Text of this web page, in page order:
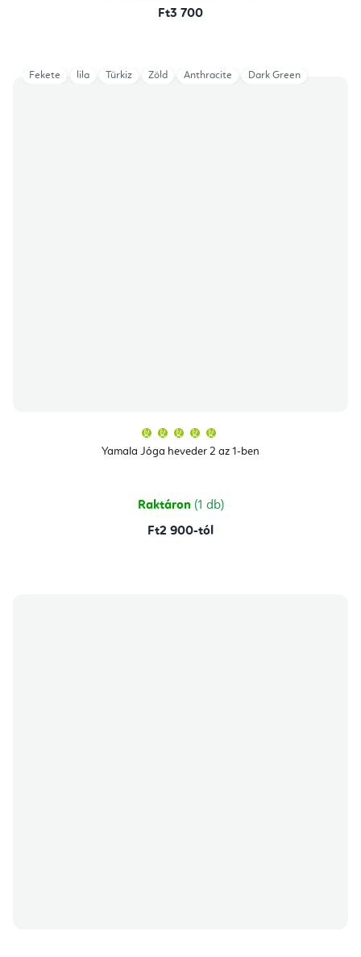
Ft3 700
Yamala Jóga heveder 2 az 1-ben
átlagos
értékelése
csillag.
Raktáron (1 db)
Ft2 900-tól
Fekete lila Türkiz Zöld Anthracite Dark Green